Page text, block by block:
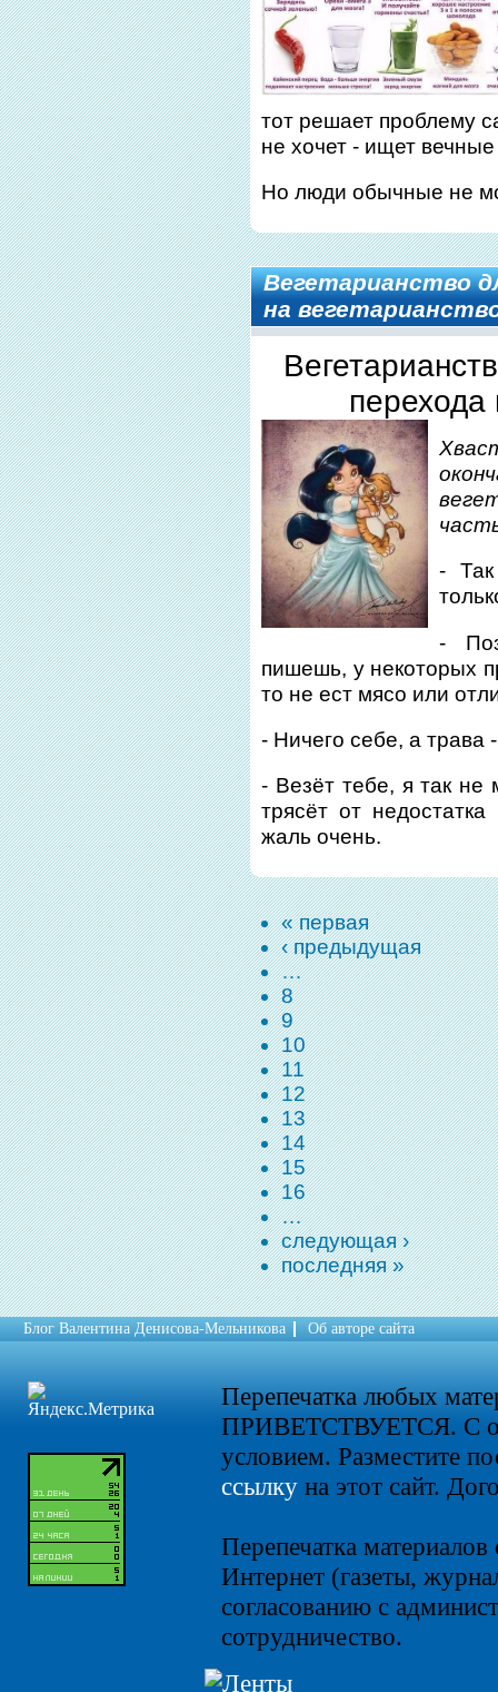
тот решает проблему
не хочет - ищет
Но люди обычные не
Вегетарианство
на
перехода
-
-
пишешь, у некоторых
то не ест мясо или
- Ничего себе, а трава
- Везёт тебе, я так не
трясёт от
жаль очень.
« первая
‹ предыдущая
…
8
9
10
11
12
13
14
15
16
…
следующая ›
последняя »
Блог Валентина Денисова-Мельникова Об авторе сайта
Перепечатка любых
ПРИВЕТСТВУЕТСЯ. С
условием. Разместите
ссылкуна этот сайт.
Перепечатка
Интернет (газеты,
согласованию с
сотрудничество.